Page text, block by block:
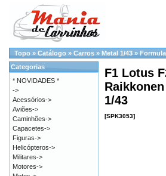
Topo » Catálogo » Carros » Metal 1/43 »
F1 Lotus
Raikkonen
1/43
[SPK3053]
Categorias
* NOVIDADES *
->
Acessórios->
Aviões->
Caminhões->
Capacetes->
Figuras->
Helicópteros->
Militares->
Motores->